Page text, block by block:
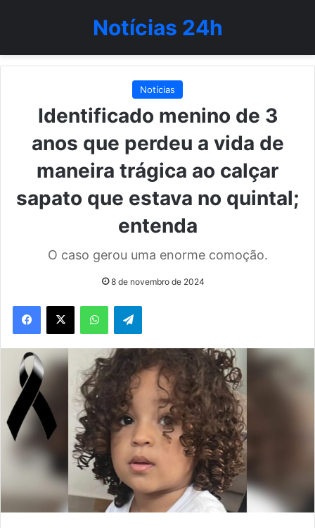
Notícias 24h
Notícias
Identificado menino de 3
anos que perdeu a vida de
maneira trágica ao calçar
sapato que estava no quintal;
entenda
O caso gerou uma enorme comoção.
8 de novembro de 2024
WhatsAppTelegram